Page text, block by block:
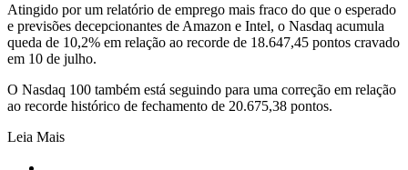
Atingido por um relatório de emprego mais fraco do que o esperado
e previsões decepcionantes de Amazon e Intel, o Nasdaq acumula
queda de 10,2% em relação ao recorde de 18.647,45 pontos cravado
em 10 de julho.
O Nasdaq 100 também está seguindo para uma correção em relação
ao recorde histórico de fechamento de 20.675,38 pontos.
Leia Mais